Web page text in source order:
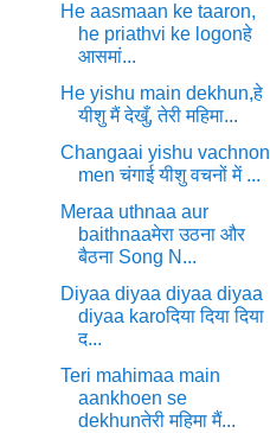
He aasmaan ke taaron,
he priathvi ke logonहे
आसमां...
He yishu main dekhun,हे
यीशु मैं देखुँ, तेरी महिमा...
Changaai yishu vachnon
men चंगाई यीशु वचनों में ...
Meraa uthnaa aur
baithnaaमेरा उठना और
बैठना Song N...
Diyaa diyaa diyaa diyaa
diyaa karoदिया दिया दिया
द...
Teri mahimaa main
aankhoen se
dekhunतेरी महिमा मैं...